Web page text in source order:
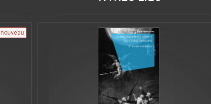
nouveau